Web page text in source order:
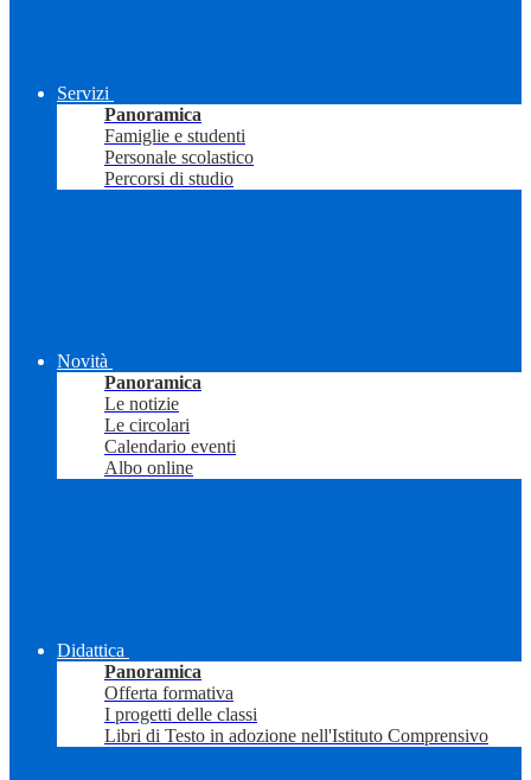
Servizi
Panoramica
Famiglie e studenti
Personale scolastico
Percorsi di studio
Novità
Panoramica
Le notizie
Le circolari
Calendario eventi
Albo online
Didattica
Panoramica
Offerta formativa
I progetti delle classi
Libri di Testo in adozione nell'Istituto Comprensivo